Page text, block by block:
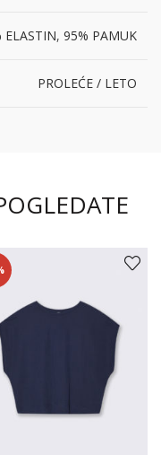
ELASTIN, 95% PAMUK
PROLEĆE / LETO